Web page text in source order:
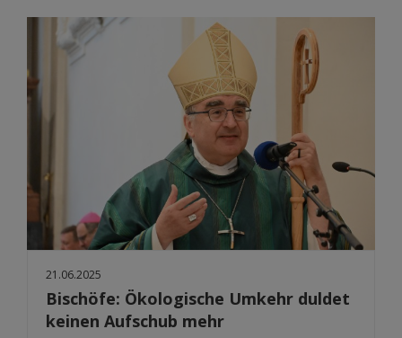
21.06.2025
Bischöfe: Ökologische Umkehr duldet
keinen Aufschub mehr